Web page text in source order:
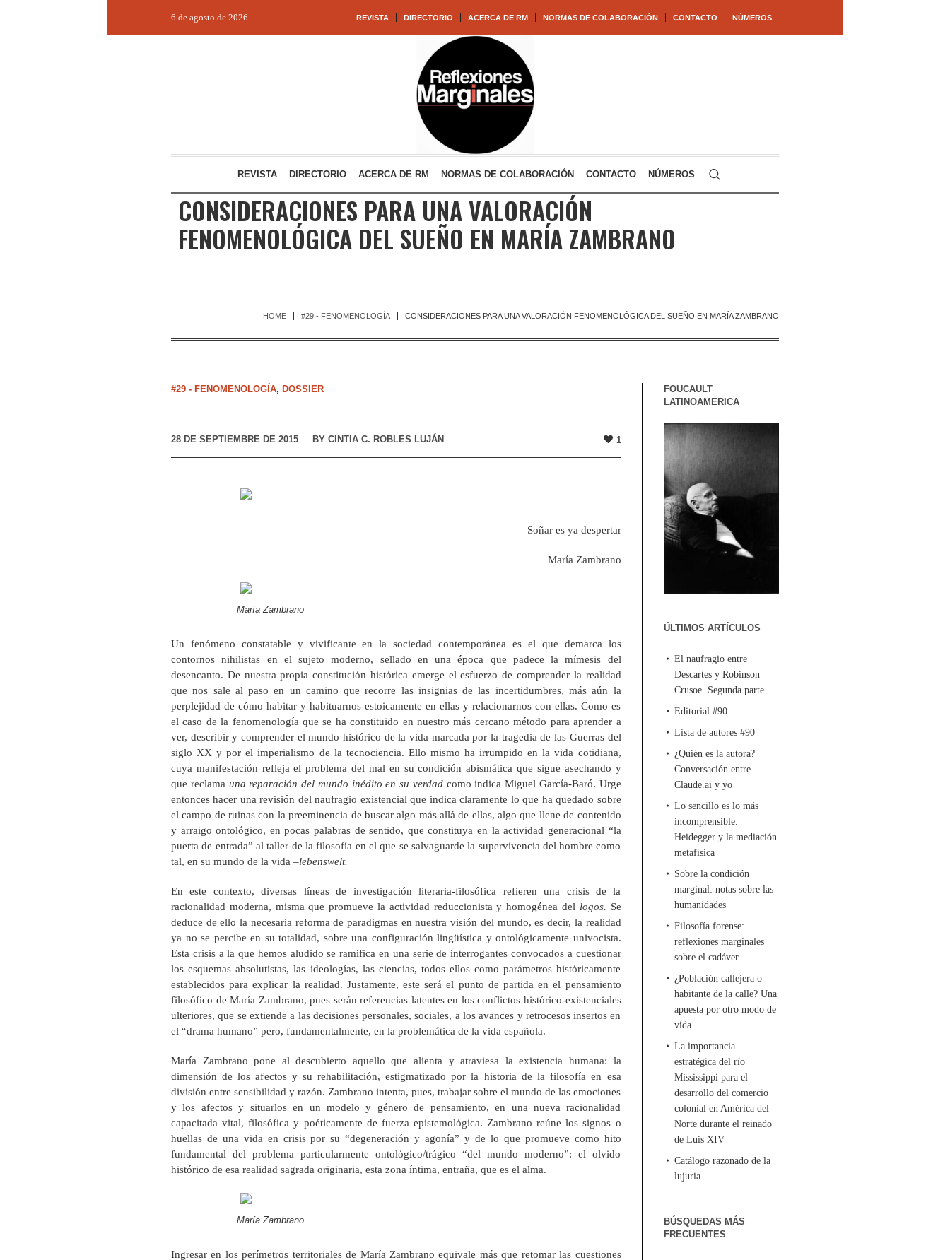
REVISTA DIRECTORIO ACERCA DE RM NORMAS DE COLABORACIÓN CONTACTO NÚMEROS
6 de agosto de 2026
REVISTA DIRECTORIO ACERCA DE RM NORMAS DE COLABORACIÓN CONTACTO NÚMEROS
CONSIDERACIONES PARA UNA VALORACIÓN
FENOMENOLÓGICA DEL SUEÑO EN MARÍA ZAMBRANO
HOME #29 - FENOMENOLOGÍA CONSIDERACIONES PARA UNA VALORACIÓN FENOMENOLÓGICA DEL SUEÑO EN MARÍA ZAMBRANO
#29 - FENOMENOLOGÍA, DOSSIER
28 DE SEPTIEMBRE DE 2015 BY CINTIA C. ROBLES LUJÁN 1
Soñar es ya despertar
María Zambrano
María Zambrano
Un fenómeno constatable y vivificante en la sociedad contemporánea es el que demarca los
contornos nihilistas en el sujeto moderno, sellado en una época que padece la mímesis del
desencanto. De nuestra propia constitución histórica emerge el esfuerzo de comprender la realidad
que nos sale al paso en un camino que recorre las insignias de las incertidumbres, más aún la
perplejidad de cómo habitar y habituarnos estoicamente en ellas y relacionarnos con ellas. Como es
el caso de la fenomenología que se ha constituido en nuestro más cercano método para aprender a
ver, describir y comprender el mundo histórico de la vida marcada por la tragedia de las Guerras del
siglo XX y por el imperialismo de la tecnociencia. Ello mismo ha irrumpido en la vida cotidiana,
cuya manifestación refleja el problema del mal en su condición abismática que sigue asechando y
que reclama una reparación del mundo inédito en su verdad como indica Miguel García-Baró. Urge
entonces hacer una revisión del naufragio existencial que indica claramente lo que ha quedado sobre
el campo de ruinas con la preeminencia de buscar algo más allá de ellas, algo que llene de contenido
y arraigo ontológico, en pocas palabras de sentido, que constituya en la actividad generacional “la
puerta de entrada” al taller de la filosofía en el que se salvaguarde la supervivencia del hombre como
tal, en su mundo de la vida –lebenswelt.
En este contexto, diversas líneas de investigación literaria-filosófica refieren una crisis de la
racionalidad moderna, misma que promueve la actividad reduccionista y homogénea del logos. Se
deduce de ello la necesaria reforma de paradigmas en nuestra visión del mundo, es decir, la realidad
ya no se percibe en su totalidad, sobre una configuración lingüística y ontológicamente univocista.
Esta crisis a la que hemos aludido se ramifica en una serie de interrogantes convocados a cuestionar
los esquemas absolutistas, las ideologías, las ciencias, todos ellos como parámetros históricamente
establecidos para explicar la realidad. Justamente, este será el punto de partida en el pensamiento
filosófico de María Zambrano, pues serán referencias latentes en los conflictos histórico-existenciales
ulteriores, que se extiende a las decisiones personales, sociales, a los avances y retrocesos insertos en
el “drama humano” pero, fundamentalmente, en la problemática de la vida española.
María Zambrano pone al descubierto aquello que alienta y atraviesa la existencia humana: la
dimensión de los afectos y su rehabilitación, estigmatizado por la historia de la filosofía en esa
división entre sensibilidad y razón. Zambrano intenta, pues, trabajar sobre el mundo de las emociones
y los afectos y situarlos en un modelo y género de pensamiento, en una nueva racionalidad
capacitada vital, filosófica y poéticamente de fuerza epistemológica. Zambrano reúne los signos o
huellas de una vida en crisis por su “degeneración y agonía” y de lo que promueve como hito
fundamental del problema particularmente ontológico/trágico “del mundo moderno”: el olvido
histórico de esa realidad sagrada originaria, esta zona íntima, entraña, que es el alma.
María Zambrano
Ingresar en los perímetros territoriales de María Zambrano equivale más que retomar las cuestiones
FOUCAULT
LATINOAMERICA
ÚLTIMOS ARTÍCULOS
El naufragio entre
Descartes y Robinson
Crusoe. Segunda parte
Editorial #90
Lista de autores #90
¿Quién es la autora?
Conversación entre
Claude.ai y yo
Lo sencillo es lo más
incomprensible.
Heidegger y la mediación
metafísica
Sobre la condición
marginal: notas sobre las
humanidades
Filosofía forense:
reflexiones marginales
sobre el cadáver
¿Población callejera o
habitante de la calle? Una
apuesta por otro modo de
vida
La importancia
estratégica del río
Mississippi para el
desarrollo del comercio
colonial en América del
Norte durante el reinado
de Luis XIV
Catálogo razonado de la
lujuria
BÚSQUEDAS MÁS
FRECUENTES